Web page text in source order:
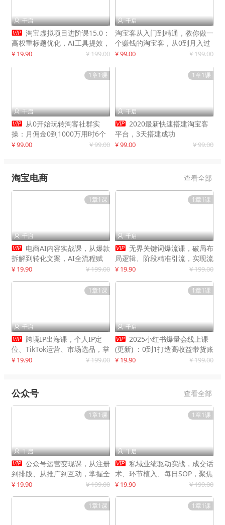
 千启
 淘宝虚拟项目进阶课15.0：
高权重标题优化，AI工具提效，
自动盈利模式搭建
¥ 19.90 ¥ 199.00
 千启
淘宝客从入门到精通，教你做一
个赚钱的淘宝客，从0到月入过
万
¥ 99.00 ¥ 199.00
1章1课
 千启
 从0开始玩转淘客社群实
操：月佣金0到1000万用时6个
月
¥ 99.00 ¥ 99.00
1章1课
 千启
 2020最新快速搭建淘宝客
平台，3天搭建成功
¥ 99.00 ¥ 99.00
淘宝电商 查看全部
1章1课
 千启
 电商AI内容实战课，从爆款
拆解到转化文案，AI全流程赋
能，解放人力，单月节省内容成
¥ 19.90 ¥ 199.00
1章1课
 千启
 无界关键词爆流课，破局布
局逻辑、阶段精准引流，实现流
量翻倍，店铺业绩增长50%+
¥ 19.90 ¥ 199.00
1章1课
 千启
 跨境IP出海课，个人IP定
位、TikTok运营、市场选品，掌
握核心闭环，实现月入1万美金
¥ 19.90 ¥ 199.00
1章1课
 千启
 2025小红书爆量会线上课
(更新) ：0到1打造高收益带货账
号，靠小红书带货年入100w？
¥ 19.90 ¥ 199.00
公众号 查看全部
1章1课
 千启
 公众号运营变现课，从注册
到排版、从推广到互动，掌握全
流程，开启个人品牌月入
¥ 19.90 ¥ 199.00
1章1课
 千启
 私域业绩驱动实战，成交话
术、环节植入、每日SOP，聚焦
增长，驱动营收持续突破
¥ 19.90 ¥ 199.00
1章1课 1章1课